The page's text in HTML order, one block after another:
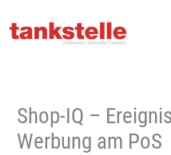
Inhalt
Shop-IQ –
Werbung am PoS